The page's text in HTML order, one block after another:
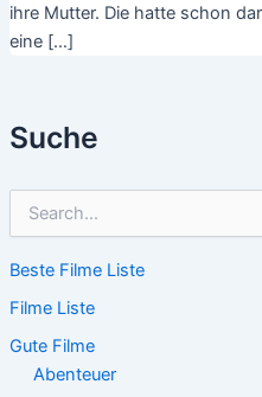
Suche
h
n
n
Beste Filme Liste
Filme Liste
Gute Filme
Abenteuer
ihre Mutter. Die hatte schon
eine […]